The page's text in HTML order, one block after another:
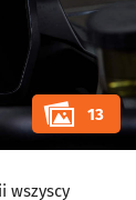
13
wszyscy